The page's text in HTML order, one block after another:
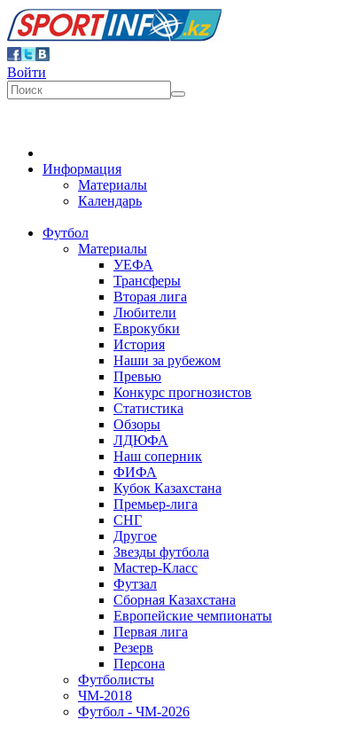
Войти
Информация
Материалы
Календарь
Футбол
Материалы
УЕФА
Трансферы
Вторая лига
Любители
Еврокубки
История
Наши за рубежом
Превью
Конкурс прогнозистов
Статистика
Обзоры
ЛДЮФА
Наш соперник
ФИФА
Кубок Казахстана
Премьер-лига
СНГ
Другое
Звезды футбола
Мастер-Класс
Футзал
Сборная Казахстана
Европейские чемпионаты
Первая лига
Резерв
Персона
Футболисты
ЧМ-2018
Футбол - ЧМ-2026